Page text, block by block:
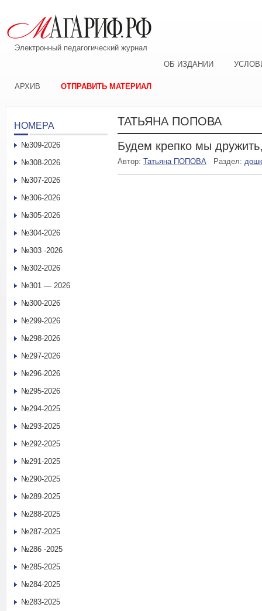
Электронный педагогический журнал
ОБ ИЗДАНИИ
АРХИВ ОТПРАВИТЬ МАТЕРИАЛ
ТАТЬЯНА ПОПОВА
Будем крепко мы
Автор: Татьяна ПОПОВА Раздел:
НОМЕРА
№309-2026
№308-2026
№307-2026
№306-2026
№305-2026
№304-2026
№303 -2026
№302-2026
№301 — 2026
№300-2026
№299-2026
№298-2026
№297-2026
№296-2026
№295-2026
№294-2025
№293-2025
№292-2025
№291-2025
№290-2025
№289-2025
№288-2025
№287-2025
№286 -2025
№285-2025
№284-2025
№283-2025